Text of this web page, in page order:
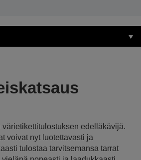
edelläkävijä.
voivat nyt luotettavasti ja
tulostaa tarvitsemansa tarrat